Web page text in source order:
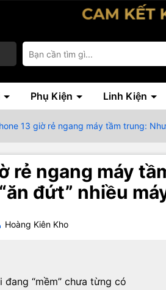
Phụ Kiện Linh Kiện
13 giờ rẻ ngang máy tầm trung:
rẻ ngang máy
đứt” nhiều
Hoàng Kiên Kho
đang “mềm” chưa từng có